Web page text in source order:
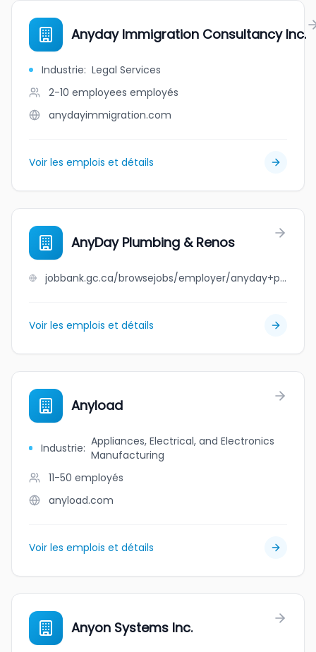
Anyday Immigration Consultancy Inc.
Industrie: Legal Services
2-10 employees employés
anydayimmigration.com
Voir les emplois et détails
AnyDay Plumbing & Renos
jobbank.gc.ca/browsejobs/employer/anyday+plumbing+%26+renos/ca
Voir les emplois et détails
Anyload
Industrie: Appliances, Electrical, and Electronics
Manufacturing
11-50 employés
anyload.com
Voir les emplois et détails
Anyon Systems Inc.